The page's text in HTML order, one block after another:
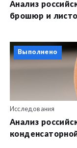
Анализ
брошюр и
Выполнено
Исследования
Анализ